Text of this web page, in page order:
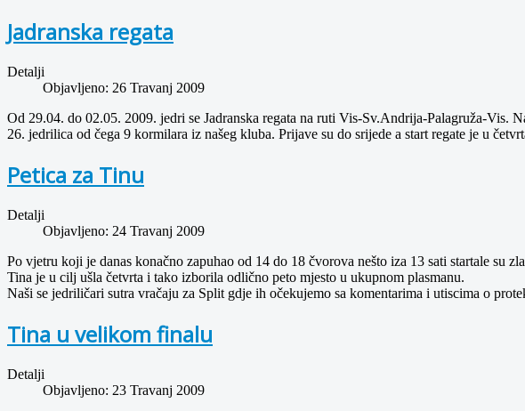
Jadranska regata
Detalji
Objavljeno: 26 Travanj 2009
Od 29.04. do 02.05. 2009. jedri se Jadranska regata na ruti Vis-Sv.Andrija-Palagruža-Vis.
26. jedrilica od čega 9 kormilara iz našeg kluba. Prijave su do srijede a start regate je u
Petica za Tinu
Detalji
Objavljeno: 24 Travanj 2009
Po vjetru koji je danas konačno zapuhao od 14 do 18 čvorova nešto iza 13 sati startale su
Tina je u cilj ušla četvrta i tako izborila odlično peto mjesto u ukupnom plasmanu.
Naši se jedriličari sutra vračaju za Split gdje ih očekujemo sa komentarima i utiscima o
Tina u velikom finalu
Detalji
Objavljeno: 23 Travanj 2009